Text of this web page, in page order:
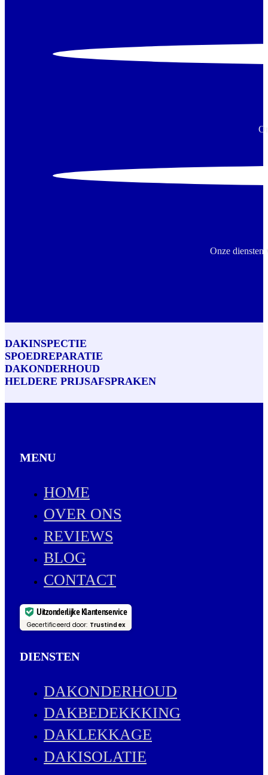
Onze diensten
DAKINSPECTIE
SPOEDREPARATIE
DAKONDERHOUD
HELDERE PRIJSAFSPRAKEN
MENU
HOME
OVER ONS
REVIEWS
BLOG
CONTACT
Uitzonderlijke Klantenservice
Gecertificeerd door: Trustindex
DIENSTEN
DAKONDERHOUD
DAKBEDEKKKING
DAKLEKKAGE
DAKISOLATIE